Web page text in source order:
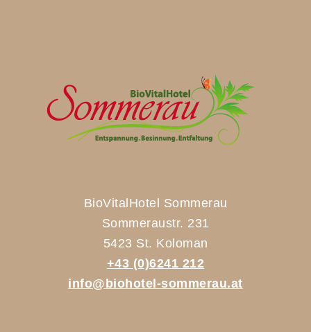
BioVitalHotel Sommerau
Sommeraustr. 231
5423 St. Koloman
+43 (0)6241 212
info@biohotel-sommerau.at